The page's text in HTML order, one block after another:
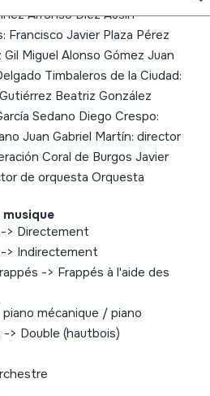
Alfonso Díez Ausín
Francisco Javier Plaza Pérez
Miguel Alonso Gómez Juan
Timbaleros de la Ciudad:
Beatriz González
Sedano Diego Crespo:
Juan Gabriel Martín: director
Coral de Burgos Javier
de orquesta Orquesta
-> Directement
-> Indirectement
-> Frappés à l'aide des
mécanique / piano
-> Double (hautbois)